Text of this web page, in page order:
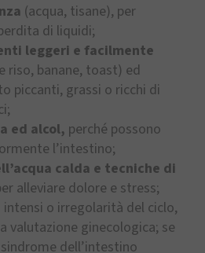
(acqua, tisane), per
di liquidi;
leggeri e facilmente
riso, banane, toast) ed
piccanti, grassi o ricchi di
ed alcol, perché possono
l’intestino;
calda e tecniche di
alleviare dolore e stress;
o irregolarità del ciclo,
valutazione ginecologica; se
dell’intestino